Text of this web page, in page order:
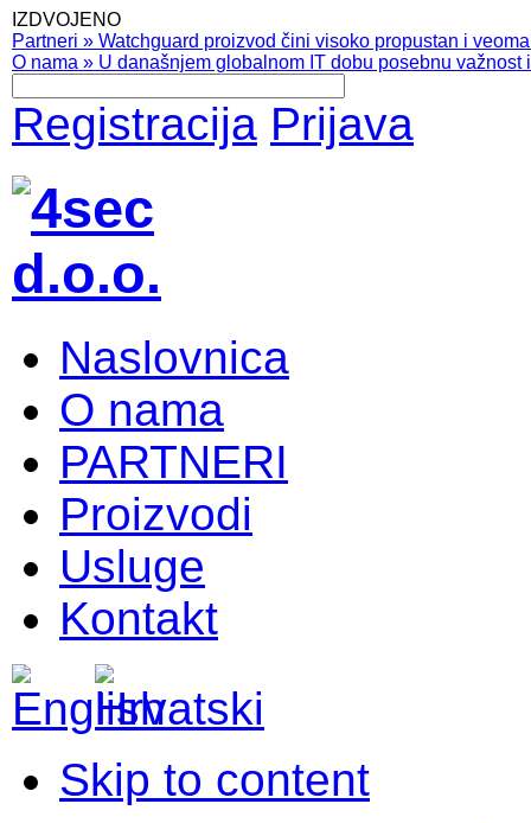
IZDVOJENO
Partneri » Watchguard proizvod čini visoko propustan i
O nama » U današnjem globalnom IT dobu posebnu
Registracija Prijava
Naslovnica
O nama
PARTNERI
Proizvodi
Usluge
Kontakt
Skip to content